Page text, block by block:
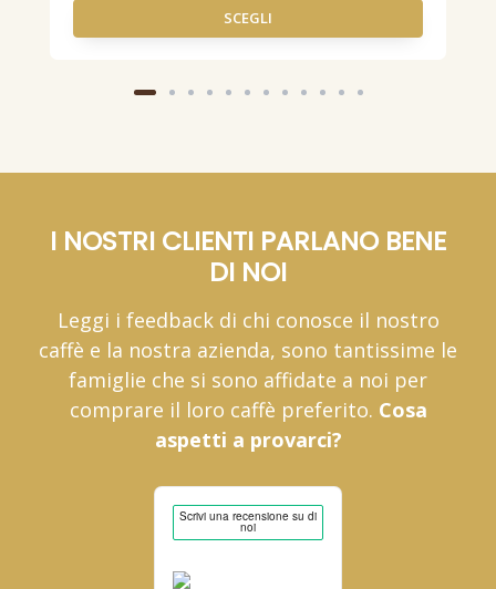
SCEGLI
I NOSTRI CLIENTI PARLANO BENE
DI NOI
Leggi i feedback di chi conosce il nostro
caffè e la nostra azienda, sono tantissime le
famiglie che si sono affidate a noi per
comprare il loro caffè preferito. Cosa
aspetti a provarci?